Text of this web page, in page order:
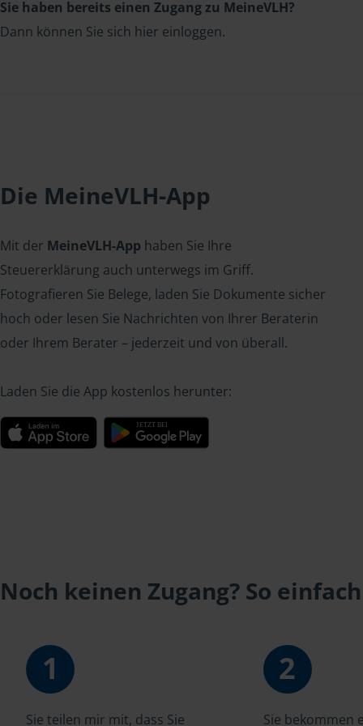
Sie haben bereits einen Zugang zu MeineVLH?
Dann können Sie sich hier einloggen.
Die MeineVLH-App
Mit der MeineVLH-App haben Sie Ihre
Steuererklärung auch unterwegs im Griff.
Fotografieren Sie Belege, laden Sie Dokumente sicher
hoch oder lesen Sie Nachrichten von Ihrer Beraterin
oder Ihrem Berater – jederzeit und von überall.
Laden Sie die App kostenlos herunter:
Noch keinen Zugang? So
1
Sie teilen mir mit, dass Sie
2
Sie bekommen